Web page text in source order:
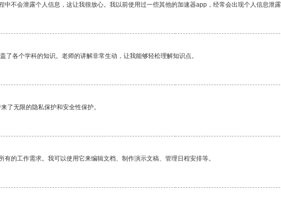
不会泄露个人信息，这让我很放心。我以前使用过一些其他的加速器app，经常会出现个人信息泄露
了各个学科的知识。老师的讲解非常生动，让我能够轻松理解知识点。
了无限的隐私保护和安全性保护。
的工作需求。我可以使用它来编辑文档、制作演示文稿、管理日程安排等。